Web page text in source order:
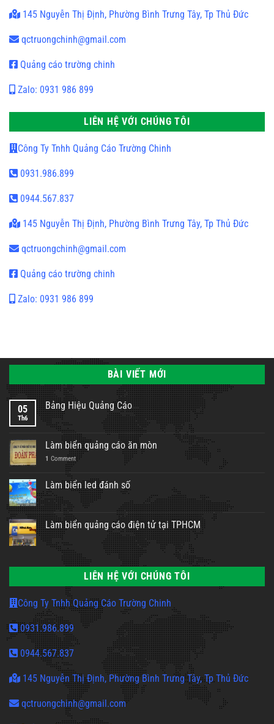
145 Nguyễn Thị Định, Phường Bình Trưng Tây, Tp Thủ Đức
qctruongchinh@gmail.com
Quảng cáo trường chinh
Zalo: 0931 986 899
LIÊN HỆ VỚI CHÚNG TÔI
Công Ty Tnhh Quảng Cáo Trường Chinh
0931.986.899
0944.567.837
145 Nguyễn Thị Định, Phường Bình Trưng Tây, Tp Thủ Đức
qctruongchinh@gmail.com
Quảng cáo trường chinh
Zalo: 0931 986 899
BÀI VIẾT MỚI
05
Th6
Bảng Hiệu Quảng Cáo
Làm biển quảng cáo ăn mòn
1 Comment
Làm biển led đánh số
Làm biển quảng cáo điện tử tại TPHCM
LIÊN HỆ VỚI CHÚNG TÔI
Công Ty Tnhh Quảng Cáo Trường Chinh
0931.986.899
0944.567.837
145 Nguyễn Thị Định, Phường Bình Trưng Tây, Tp Thủ Đức
qctruongchinh@gmail.com